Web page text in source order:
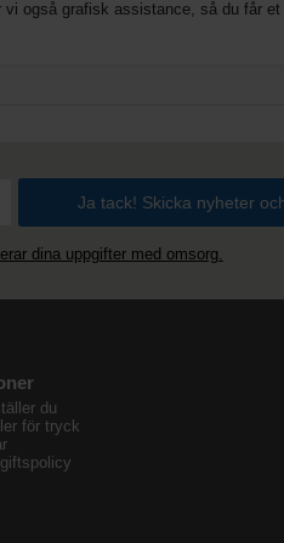
også grafisk assistance, så du får
dina uppgifter med omsorg.
du
för tryck